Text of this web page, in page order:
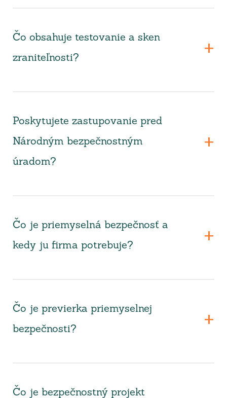
Čo obsahuje testovanie a sken
zraniteľnosti?
Poskytujete zastupovanie pred
Národným bezpečnostným
úradom?
Čo je priemyselná bezpečnosť a
kedy ju firma potrebuje?
Čo je previerka priemyselnej
bezpečnosti?
Čo je bezpečnostný projekt